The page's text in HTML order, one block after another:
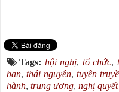
Tags: hội nghị, tổ chức,
ban, thái nguyên, tuyên
hành, trung ương, nghị quyết